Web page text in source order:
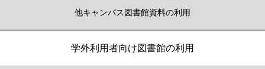
他キャンパス図書館資料の利用
学外利用者向け図書館の利用